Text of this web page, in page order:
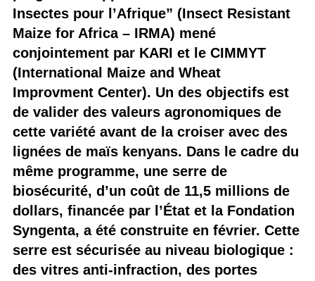
Insectes pour l’Afrique” (Insect Resistant
Maize for Africa – IRMA) mené
conjointement par KARI et le CIMMYT
(International Maize and Wheat
Improvment Center). Un des objectifs est
de valider des valeurs agronomiques de
cette variété avant de la croiser avec des
lignées de maïs kenyans. Dans le cadre du
même programme, une serre de
biosécurité, d’un coût de 11,5 millions de
dollars, financée par l’État et la Fondation
Syngenta, a été construite en février. Cette
serre est sécurisée au niveau biologique :
des vitres anti-infraction, des portes